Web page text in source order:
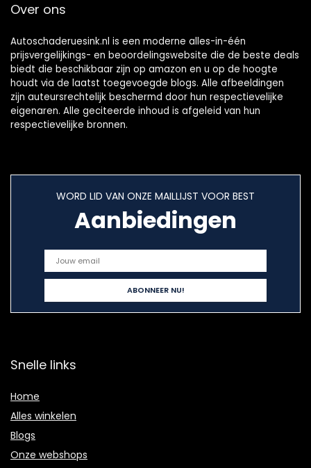
Over ons
Autoschaderuesink.nl is een moderne alles-in-één
prijsvergelijkings- en beoordelingswebsite die de beste deals
biedt die beschikbaar zijn op amazon en u op de hoogte
houdt via de laatst toegevoegde blogs. Alle afbeeldingen
zijn auteursrechtelijk beschermd door hun respectievelijke
eigenaren. Alle geciteerde inhoud is afgeleid van hun
respectievelijke bronnen.
WORD LID VAN ONZE MAILLIJST VOOR BEST
Aanbiedingen
Snelle links
Home
Alles winkelen
Blogs
Onze webshops